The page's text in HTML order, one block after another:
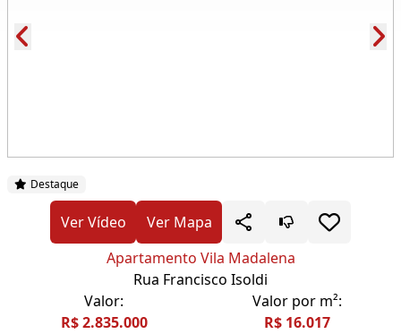
Destaque
Ver Vídeo
Ver Mapa
Apartamento Vila Madalena
Rua Francisco Isoldi
Valor:
R$ 2.835.000
Valor por m²:
R$ 16.017